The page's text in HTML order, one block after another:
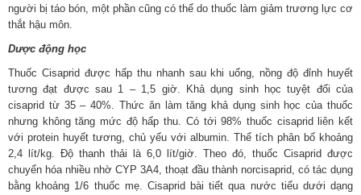
người bị táo bón, một phần cũng có thể do thuốc làm giảm trương lực cơ
thắt hậu môn.
Dược động học
Thuốc Cisaprid được hấp thu nhanh sau khi uống, nồng độ đỉnh huyết
tương đạt được sau 1 – 1,5 giờ. Khả dụng sinh học tuyệt đối của
cisaprid từ 35 – 40%. Thức ăn làm tăng khả dụng sinh học của thuốc
nhưng không tăng mức độ hấp thu. Có tới 98% thuốc cisaprid liên kết
với protein huyết tương, chủ yếu với albumin. Thể tích phân bố khoảng
2,4 lít/kg. Ðộ thanh thải là 6,0 lít/giờ. Theo đó, thuốc Cisaprid được
chuyển hóa nhiều nhờ CYP 3A4, thoạt đầu thành norcisaprid, có tác dụng
bằng khoảng 1/6 thuốc mẹ. Cisaprid bài tiết qua nước tiểu dưới dạng